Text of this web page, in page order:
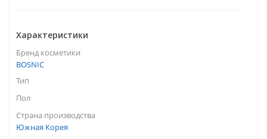
Характеристики
Бренд косметики
BOSNIC
Тип
Пол
Страна производства
Южная Корея